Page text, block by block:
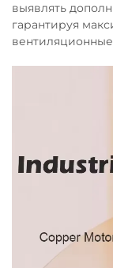
выявлять
гарантируя